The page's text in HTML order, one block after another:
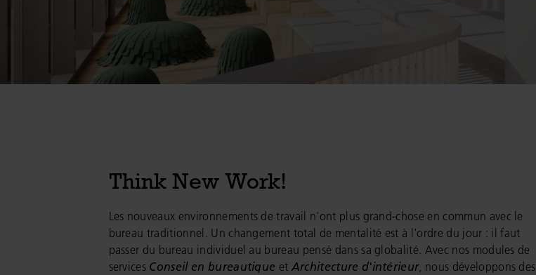
Think New Work!
Les nouveaux environnements de travail n'ont plus grand-chose en commun avec le
bureau traditionnel. Un changement total de mentalité est à l'ordre du jour : il faut
passer du bureau individuel au bureau pensé dans sa globalité. Avec nos modules de
services Conseil en bureautique et Architecture d'intérieur, nous développons des